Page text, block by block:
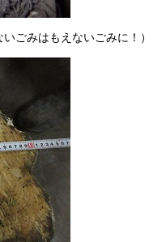
ごみはもえないごみに！）